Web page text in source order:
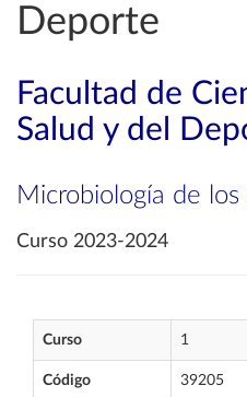
Deporte
Facultad de
Salud y del
Microbiología de los
Curso 2023-2024
Curso 1
Código 39205